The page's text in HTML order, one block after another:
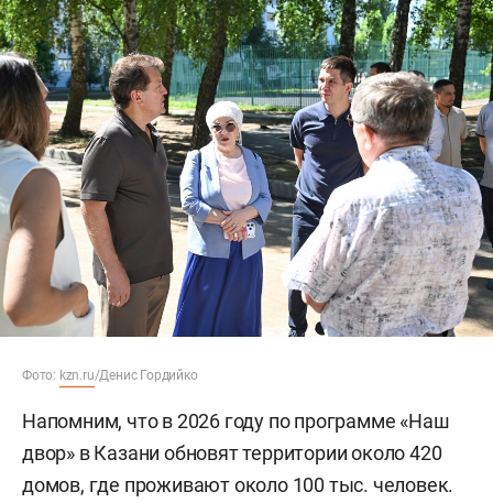
Фото: kzn.ru/Денис Гордийко
Напомним, что в 2026 году по программе «Наш
двор» в Казани обновят территории около 420
домов, где проживают около 100 тыс. человек.